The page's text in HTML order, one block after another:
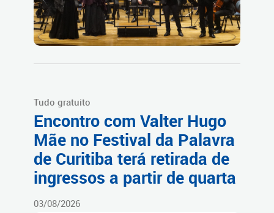
Tudo gratuito
Encontro com Valter Hugo
Mãe no Festival da Palavra
de Curitiba terá retirada de
ingressos a partir de quarta
03/08/2026